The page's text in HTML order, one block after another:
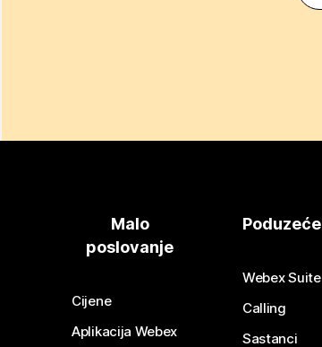
Malo
poslovanje
Cijene
Aplikacija Webex
Poduzeće
Webex Suite
Calling
Sastanci